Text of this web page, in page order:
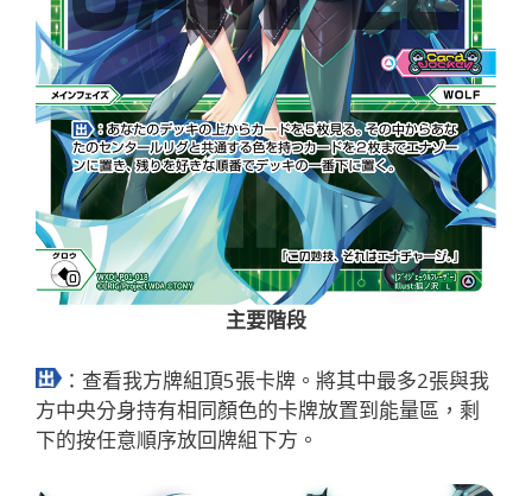
主要階段
：查看我方牌組頂5張卡牌。將其中最多2張與我
方中央分身持有相同顏色的卡牌放置到能量區，剩
下的按任意順序放回牌組下方。